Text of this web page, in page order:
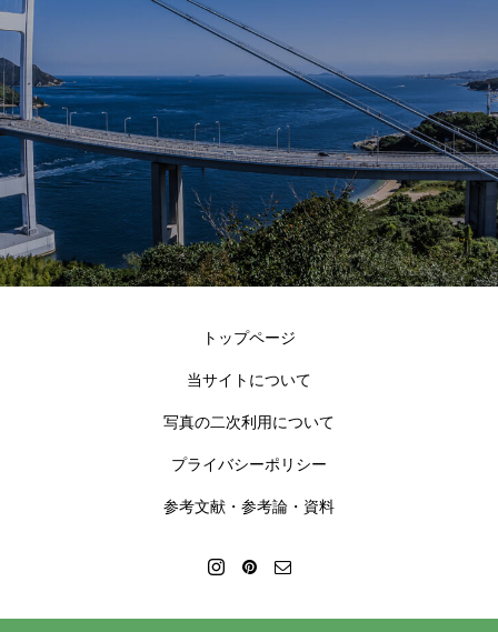
トップページ
当サイトについて
写真の二次利用について
プライバシーポリシー
参考文献・参考論・資料